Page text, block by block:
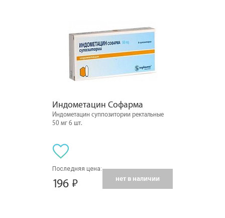
Индометацин Софарма
Индометацин суппозитории ректальные
50 мг 6 шт.
Последняя цена:
196 нет в наличии